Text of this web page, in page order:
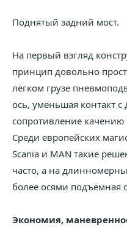
Поднятый задний мост.
На первый взгляд
принцип довольно
лёгком грузе
ось, уменьшая контакт
сопротивление качению
Среди европейских
Scania и MAN такие
часто, а на
более осями подъёмная
Экономия,